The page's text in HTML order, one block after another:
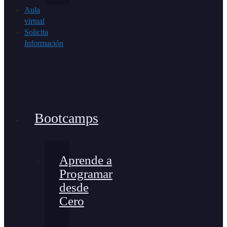
Aula
virtual
Solicita
Información
Bootcamps
Aprende a
Programar
desde
Cero